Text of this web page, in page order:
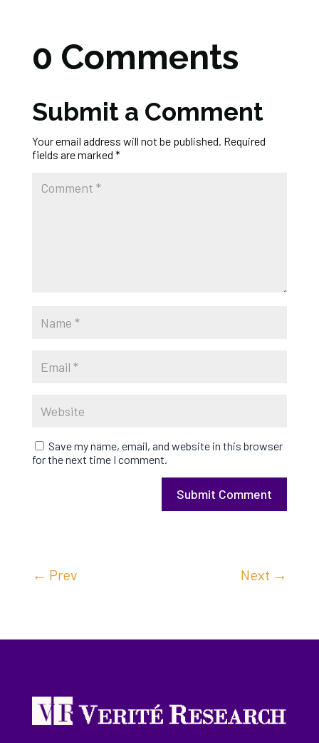
0 Comments
Submit a Comment
Your email address will not be published. Required
fields are marked *
Save my name, email, and website in this browser
for the next time I comment.
Submit Comment
← Prev Next →